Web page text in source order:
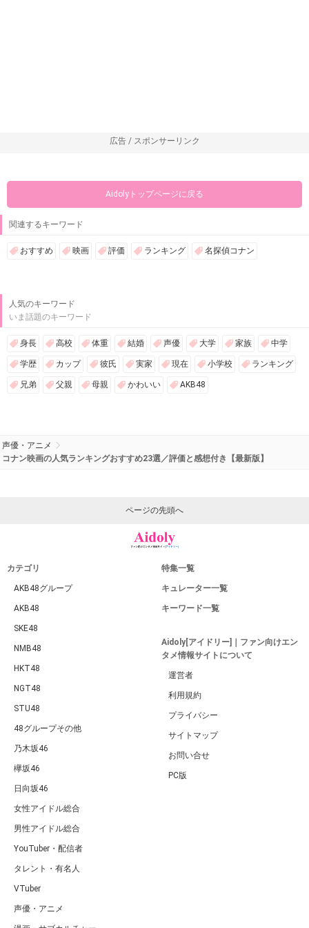
広告 / スポンサーリンク
Aidolyトップページに戻る
関連するキーワード
おすすめ 映画 評価 ランキング 名探偵コナン
人気のキーワード
いま話題のキーワード
身長 高校 体重 結婚 声優 大学 家族 中学
学歴 カップ 彼氏 実家 現在 小学校 ランキング
兄弟 父親 母親 かわいい AKB48
声優・アニメ
コナン映画の人気ランキングおすすめ23選／評価と感想付き【最新版】
ページの先頭へ
カテゴリ
AKB48グループ
AKB48
SKE48
NMB48
HKT48
NGT48
STU48
48グループその他
乃木坂46
欅坂46
日向坂46
女性アイドル総合
男性アイドル総合
YouTuber・配信者
タレント・有名人
VTuber
声優・アニメ
特集一覧
キュレーター一覧
キーワード一覧
Aidoly[アイドリー]｜ファン向けエン
タメ情報サイトについて
運営者
利用規約
プライバシー
サイトマップ
お問い合せ
PC版